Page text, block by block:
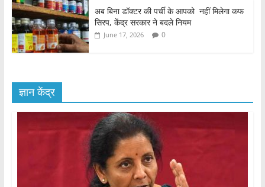
अब बिना डॉक्टर की पर्ची के आपको नहीं मिलेगा कफ
सिरप, केंद्र सरकार ने बदले नियम
June 17, 2026 0
ज्ञान केंद्र